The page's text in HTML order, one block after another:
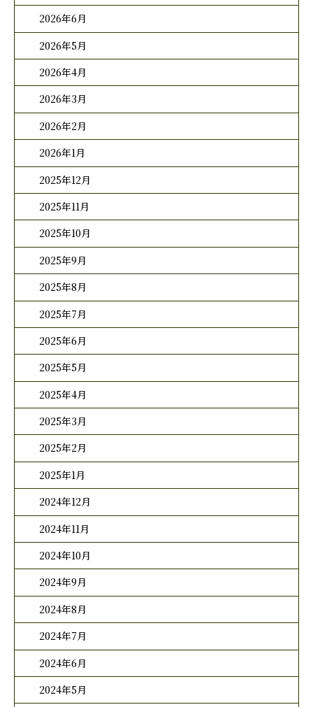
2026年6月
2026年5月
2026年4月
2026年3月
2026年2月
2026年1月
2025年12月
2025年11月
2025年10月
2025年9月
2025年8月
2025年7月
2025年6月
2025年5月
2025年4月
2025年3月
2025年2月
2025年1月
2024年12月
2024年11月
2024年10月
2024年9月
2024年8月
2024年7月
2024年6月
2024年5月